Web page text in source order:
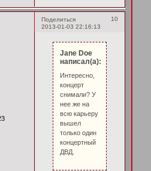
Поделиться
10
2013-01-03 22:16:13
Jane Doe
написал(а):
Интересно,
концерт
снимали? У
нее же на
всю карьеру
вышел
только один
концертный
ДВД.